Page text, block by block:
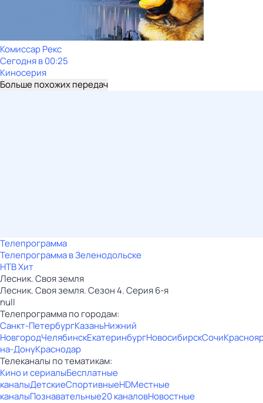
Комиссар Рекс
Сегодня в 00:25
Киносерия
Больше похожих передач
Телепрограмма
Телепрограмма в Зеленодольске
НТВ Хит
Лесник. Своя земля
Лесник. Своя земля. Сезон 4. Серия 6-я
null
Телепрограмма по городам:
Санкт-ПетербургКазаньНижний
НовгородЧелябинскЕкатеринбургНовосибирскСочи
на-ДонуКраснодар
Телеканалы по тематикам:
Кино и сериалыБесплатные
каналыДетскиеСпортивныеHDМестные
каналыПознавательные20 каналовНовостные